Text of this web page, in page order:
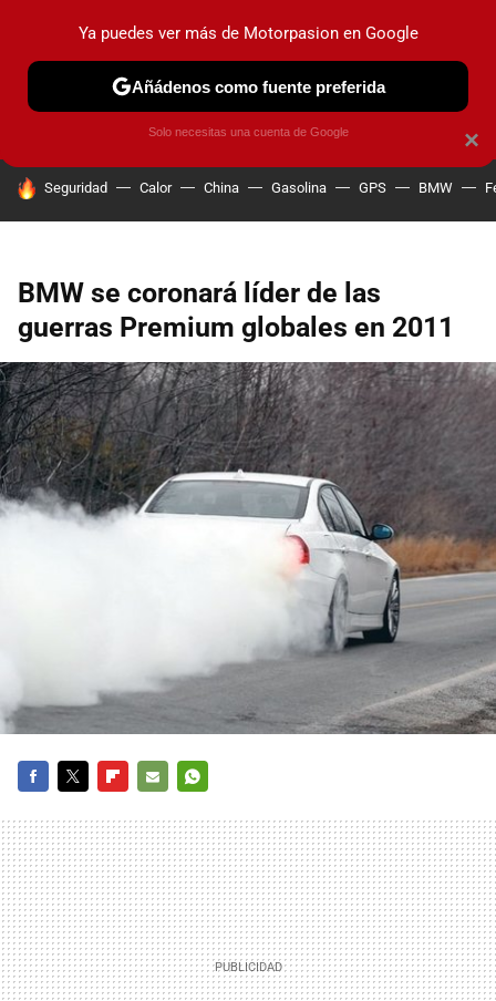
PRUEBAS COCHES ELÉCTRICOS OBSERVATORIO
HOY SE HABLA DE
Seguridad Calor China Gasolina GPS BMW
BMW se coronará líder de las
guerras Premium globales en 2011
MAIL
×
Ya puedes ver más de Motorpasion en Google
Añádenos como fuente preferida
Solo necesitas una cuenta de Google